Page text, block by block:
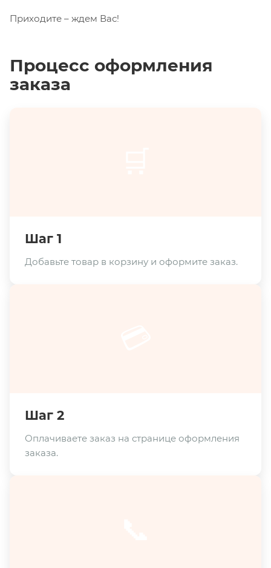
Приходите – ждем Вас!
Процесс оформления
заказа
Шаг 1
Добавьте товар в корзину и оформите заказ.
Шаг 2
Оплачиваете заказ на странице оформления
заказа.